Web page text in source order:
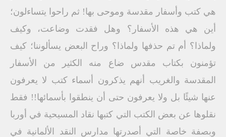
هي كتب وأسفار مقدسة وموحى بها! ثم راحوا يتساءلون؛
أين هي هذه الأسفار؟ وهل فقدت وضاعت، وكيف
ولماذا؟ أم تم حذفها ولماذا؟ وراح البعض يسألوننا؛ كيف
تؤمنون بكتاب مقدس ضاع منه الكثير من الأسفار
المقدسة والغريب أنهم يذكرون أسماء كتب لا يعرفون
عنها شيئًا بل ولا يعرفون حتى أن ينطقوا بأسمائها!! فقط
نقلوها عن بعض الكتب التي كتبها نقاد المسيحية في أوربا
وبصفة خاصة التي أصدرتها مدارس النقد الألمانية في